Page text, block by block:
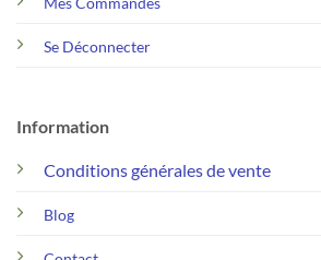
Se Déconnecter
Information
Conditions générales de vente
Blog